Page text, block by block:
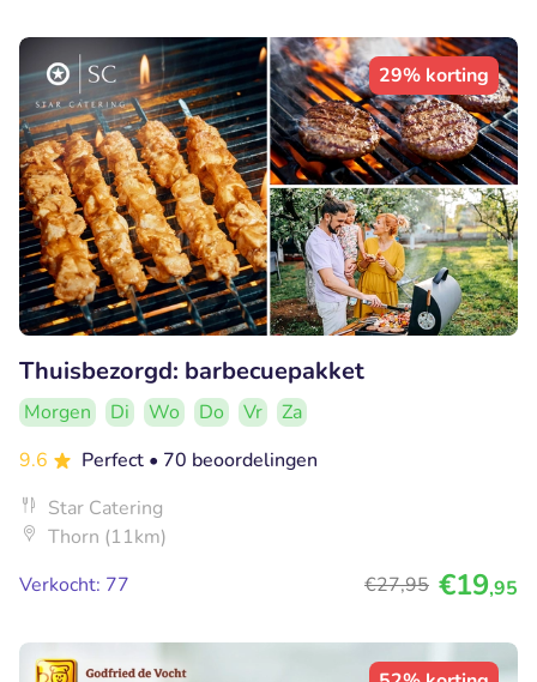
29% korting
Thuisbezorgd: barbecuepakket
Morgen Di Wo Do Vr
Za
9.6
Perfect • 70 beoordelingen
Star Catering
Thorn (11km)
Verkocht: 77
€27,95 €19,95